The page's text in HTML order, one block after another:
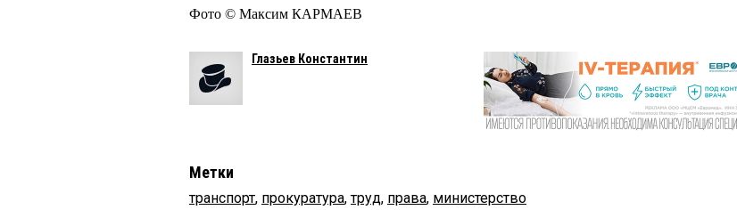
Фото © Максим КАРМАЕВ
Глазьев Константин
Метки
транспорт, прокуратура,труд, права, министерство